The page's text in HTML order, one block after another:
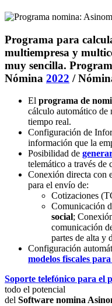
Programa para
multiempresa y
muy sencilla.
Nómina 2022 /
El programa de
cálculo automático de
tiempo real.
Configuración de
información que la
Posibilidad de
telemático a través de
Conexión directa con
para el envío de:
Cotizaciones
Comunicación
social;
comunicación
partes de alta y
Configuración
modelos fiscales
Soporte telefónico para el
todo el potencial
del Software nomina